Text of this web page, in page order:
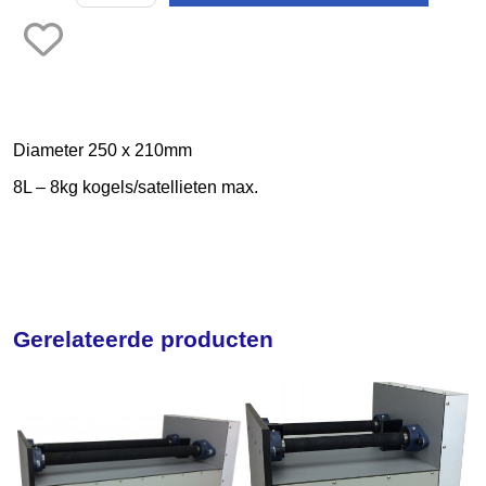
Galvano
Graveren en zetten
Hamers
Microscopen
Diameter 250 x 210mm
8L – 8kg kogels/satellieten max.
Gerelateerde producten